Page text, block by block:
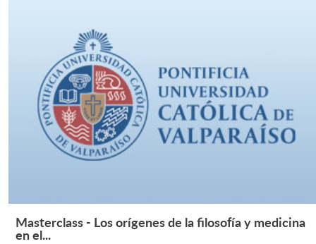
Leer Más +
Masterclass - Los orígenes de la filosofía y medicina
en el...